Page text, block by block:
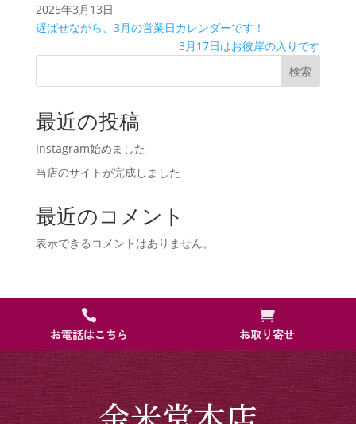
2025年3月13日
遅ばせながら、3月の営業日カレンダーです！️
3月17日はお彼岸の入りです
検索
最近の投稿
Instagram始めました
当店のサイトが完成しました
最近のコメント
表示できるコメントはありません。

お電話はこちら

お取り寄せ